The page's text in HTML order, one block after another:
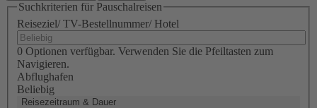
Suchkriterien für Pauschalreisen
Reiseziel/ TV-Bestellnummer/ Hotel
0 Optionen verfügbar. Verwenden Sie die Pfeiltasten zum
Navigieren.
Abflughafen
Beliebig
Reisezeitraum & Dauer